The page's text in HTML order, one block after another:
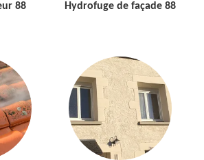
88 Hydrofuge de façade 88